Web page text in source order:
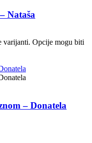
Nataša
varijanti. Opcije mogu biti
– Donatela